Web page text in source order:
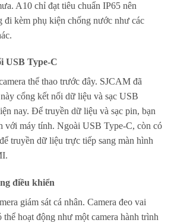
A10 chỉ đạt tiêu chuẩn IP65 nên
đi kèm phụ kiện chống nước như các
USB Type-C
thể thao trước đây. SJCAM đã
cổng kết nối dữ liệu và sạc USB
nay. Để truyền dữ liệu và sạc pin, bạn
với máy tính. Ngoài USB Type-C, còn có
truyền dữ liệu trực tiếp sang màn hình
điều khiển
giám sát cá nhân. Camera đeo vai
hoạt động như một camera hành trình